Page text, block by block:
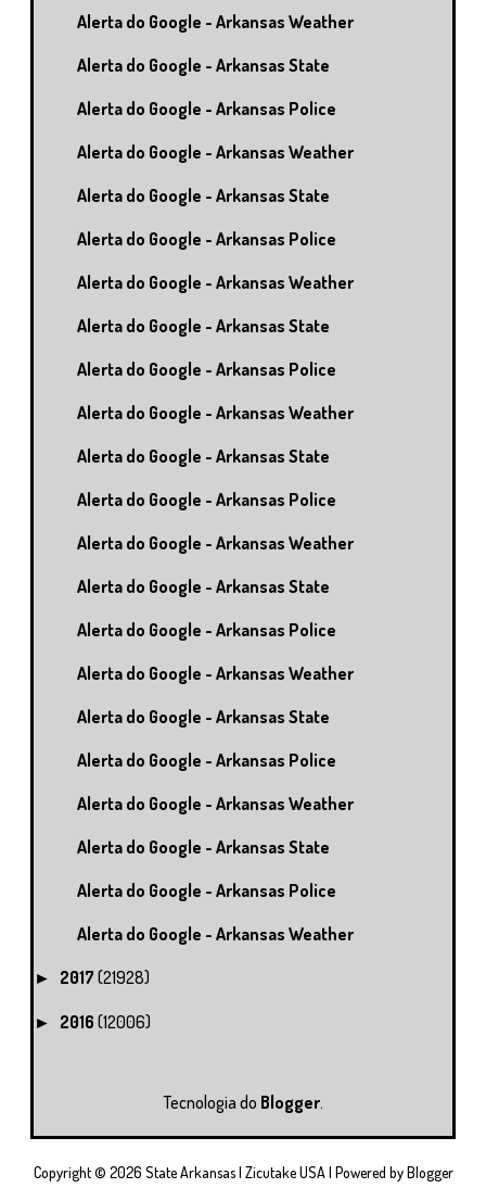
Alerta do Google - Arkansas Weather
Alerta do Google - Arkansas State
Alerta do Google - Arkansas Police
Alerta do Google - Arkansas Weather
Alerta do Google - Arkansas State
Alerta do Google - Arkansas Police
Alerta do Google - Arkansas Weather
Alerta do Google - Arkansas State
Alerta do Google - Arkansas Police
Alerta do Google - Arkansas Weather
Alerta do Google - Arkansas State
Alerta do Google - Arkansas Police
Alerta do Google - Arkansas Weather
Alerta do Google - Arkansas State
Alerta do Google - Arkansas Police
Alerta do Google - Arkansas Weather
Alerta do Google - Arkansas State
Alerta do Google - Arkansas Police
Alerta do Google - Arkansas Weather
Alerta do Google - Arkansas State
Alerta do Google - Arkansas Police
Alerta do Google - Arkansas Weather
► 2017 (21928)
► 2016 (12006)
Tecnologia do Blogger.
Copyright © 2026 State Arkansas | Zicutake USA| Powered byBlogger